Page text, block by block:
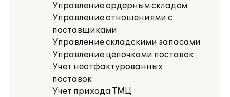
Управление ордерным складом
Управление отношениями с
поставщиками
Управление складскими запасами
Управление цепочками поставок
Учет неотфактурованных
поставок
Учет прихода ТМЦ